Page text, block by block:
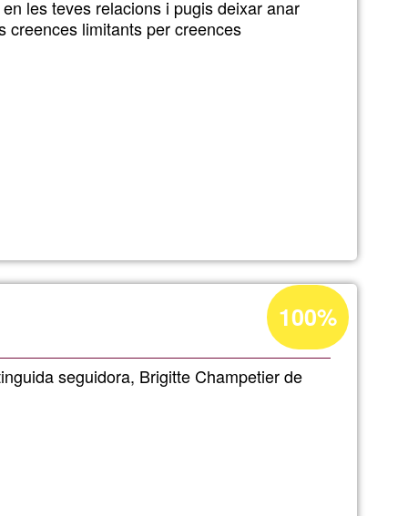
les teves relacions i pugis deixar anar
creences limitants per creences
G1
seguidora, Brigitte Champetier de
Percentatge
d'acceptació
de
G1
100%